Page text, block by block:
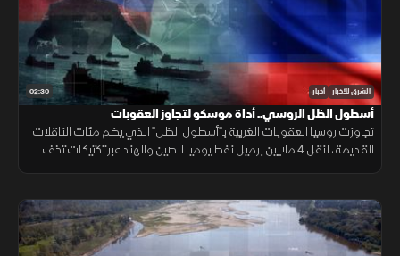
02:30 الشرق للأخبار أخبار
أسطول الظل الروسي.. أداة موسكو لتجاوز العقوبات
تجاوزت روسيا العقوبات الغربية بـ"أسطول الظل" الذي يضم مئات الناقلات
القديمة، لنقل 4 ملايين برميل نفط يوميا للصين والهند عبر تكتيكات تخف